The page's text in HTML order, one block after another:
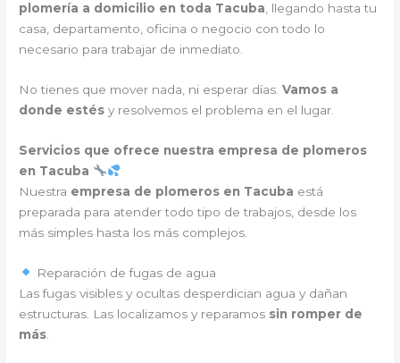
plomería a domicilio en toda Tacuba , llegando hasta tu
casa, departamento, oficina o negocio con todo lo
necesario para trabajar de inmediato.
No tienes que mover nada, ni esperar días.Vamos a
donde estés y resolvemos el problema en el lugar.
Servicios que ofrece nuestra empresa de plomeros
en Tacuba
Nuestra empresa de plomeros en Tacuba está
preparada para atender todo tipo de trabajos, desde los
más simples hasta los más complejos.
Reparación de fugas de agua
Las fugas visibles y ocultas desperdician agua y dañan
estructuras. Las localizamos y reparamos sin romper de
más